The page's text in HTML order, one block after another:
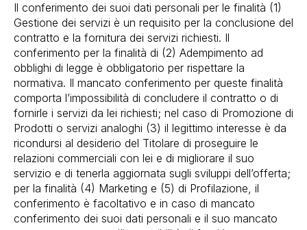
Il conferimento dei suoi dati personali per le finalità (1)
Gestione dei servizi è un requisito per la conclusione del
contratto e la fornitura dei servizi richiesti. Il
conferimento per la finalità di (2) Adempimento ad
obblighi di legge è obbligatorio per rispettare la
normativa. Il mancato conferimento per queste finalità
comporta l’impossibilità di concludere il contratto o di
fornirle i servizi da lei richiesti; nel caso di Promozione di
Prodotti o servizi analoghi (3) il legittimo interesse è da
ricondursi al desiderio del Titolare di proseguire le
relazioni commerciali con lei e di migliorare il suo
servizio e di tenerla aggiornata sugli sviluppi dell’offerta;
per la finalità (4) Marketing e (5) di Profilazione, il
conferimento è facoltativo e in caso di mancato
conferimento dei suoi dati personali e il suo mancato